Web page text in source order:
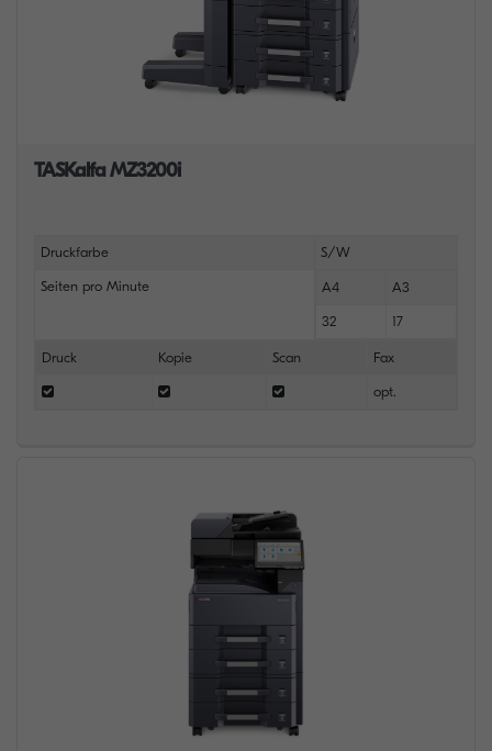
TASKalfa MZ3200i
Druckfarbe S/W
Seiten pro Minute A4 A3
32 17
Druck Kopie Scan Fax
opt.